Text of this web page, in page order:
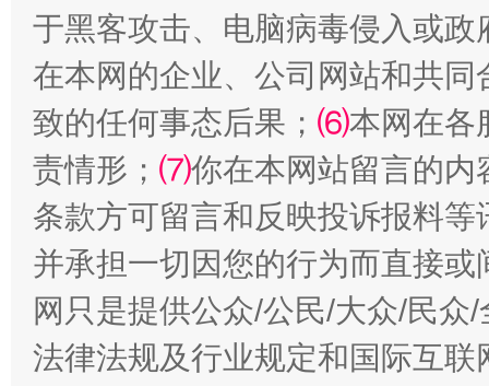
阿坝州三大球赛在茂县开幕 规模
于黑客攻击、电脑病毒侵入或
在本网的企业、公司网站和共
致的任何事态后果； ⑹本网在各
责情形； ⑺你在本网站留言的内
条款方可留言和反映投诉报料
并承担一切因您的行为而直接
网只是提供公众/公民/大众/民
法律法规及行业规定和国际互